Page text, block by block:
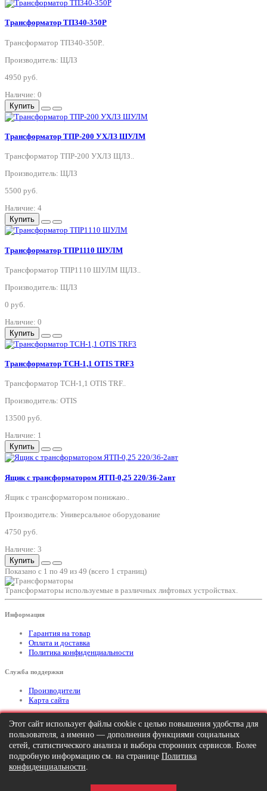
Трансформатор ТП340-350Р
Трансформатор ТП340-350Р..
Производитель: ЩЛЗ
4950 руб.
Наличие: 0
Купить
Трансформатор ТПР-200 УХЛЗ ШУЛМ
Трансформатор ТПР-200 УХЛЗ ЩЛЗ..
Производитель: ЩЛЗ
5500 руб.
Наличие: 4
Купить
Трансформатор ТПР1110 ШУЛМ
Трансформатор ТПР1110 ШУЛМ ЩЛЗ..
Производитель: ЩЛЗ
0 руб.
Наличие: 0
Купить
Трансформатор ТСН-1,1 OTIS TRF3
Трансформатор ТСН-1,1 OTIS TRF..
Производитель: OTIS
13500 руб.
Наличие: 1
Купить
Ящик с трансформатором ЯТП-0,25 220/36-2авт
Ящик с трансформатором понижаю..
Производитель: Универсальное оборудование
4750 руб.
Наличие: 3
Купить
Показано с 1 по 49 из 49 (всего 1 страниц)
Трансформаторы используемые в различных лифтовых устройствах.
Информация
Гарантия на товар
Оплата и доставка
Политика конфиденциальности
Служба поддержки
Производители
Карта сайта
Дополнительно
Тел: +7 (495) 646-82-95 mailto:info@apexx.ru
Вся информация и цены на товар, размещенные на данном сайте, носят
информационный характер и ни при каких обстоятельствах не является
публичной офертой!
Этот сайт использует файлы cookie с целью повышения удобства для
пользователя, а именно — дополнения функциями социальных
сетей, статистического анализа и выбора сторонних сервисов. Более
подробную информацию см. на странице Политика
конфиденциальности.